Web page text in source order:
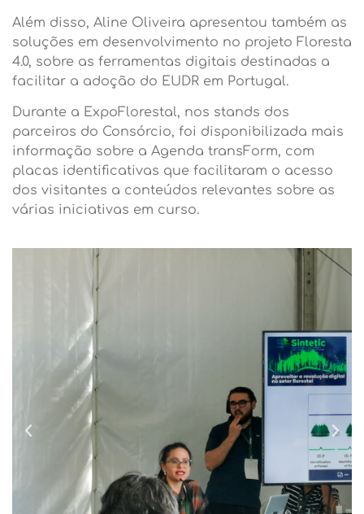
Além disso, Aline Oliveira apresentou também as
soluções em desenvolvimento no projeto Floresta
4.0, sobre as ferramentas digitais destinadas a
facilitar a adoção do EUDR em Portugal.
Durante a ExpoFlorestal, nos stands dos
parceiros do Consórcio, foi disponibilizada mais
informação sobre a Agenda transForm, com
placas identificativas que facilitaram o acesso
dos visitantes a conteúdos relevantes sobre as
várias iniciativas em curso.